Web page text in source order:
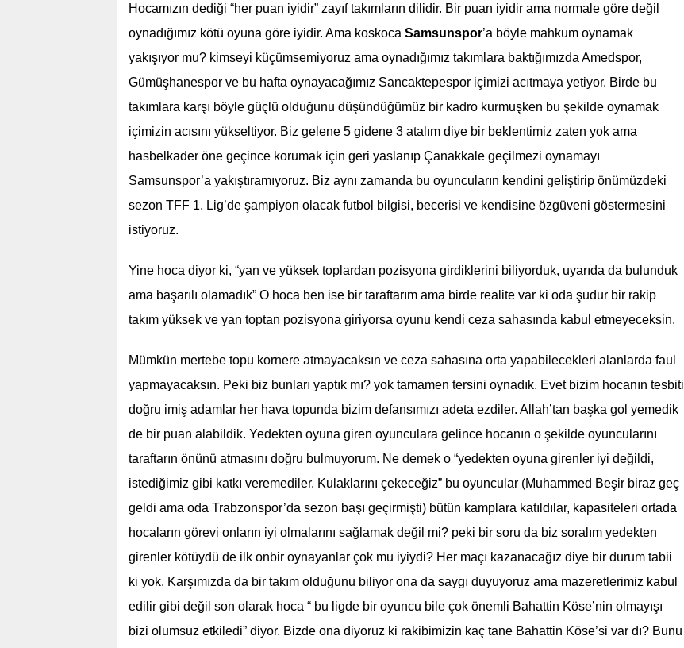
Hocamızın dediği “her puan iyidir” zayıf takımların dilidir. Bir puan iyidir ama normale göre değil
oynadığımız kötü oyuna göre iyidir. Ama koskoca Samsunspor’a böyle mahkum oynamak
yakışıyor mu? kimseyi küçümsemiyoruz ama oynadığımız takımlara baktığımızda Amedspor,
Gümüşhanespor ve bu hafta oynayacağımız Sancaktepespor içimizi acıtmaya yetiyor. Birde bu
takımlara karşı böyle güçlü olduğunu düşündüğümüz bir kadro kurmuşken bu şekilde oynamak
içimizin acısını yükseltiyor. Biz gelene 5 gidene 3 atalım diye bir beklentimiz zaten yok ama
hasbelkader öne geçince korumak için geri yaslanıp Çanakkale geçilmezi oynamayı
Samsunspor’a yakıştıramıyoruz. Biz aynı zamanda bu oyuncuların kendini geliştirip önümüzdeki
sezon TFF 1. Lig’de şampiyon olacak futbol bilgisi, becerisi ve kendisine özgüveni göstermesini
istiyoruz.
Yine hoca diyor ki, “yan ve yüksek toplardan pozisyona girdiklerini biliyorduk, uyarıda da bulunduk
ama başarılı olamadık” O hoca ben ise bir taraftarım ama birde realite var ki oda şudur bir rakip
takım yüksek ve yan toptan pozisyona giriyorsa oyunu kendi ceza sahasında kabul etmeyeceksin.
Mümkün mertebe topu kornere atmayacaksın ve ceza sahasına orta yapabilecekleri alanlarda faul
yapmayacaksın. Peki biz bunları yaptık mı? yok tamamen tersini oynadık. Evet bizim hocanın tesbiti
doğru imiş adamlar her hava topunda bizim defansımızı adeta ezdiler. Allah’tan başka gol yemedik
de bir puan alabildik. Yedekten oyuna giren oyunculara gelince hocanın o şekilde oyuncularını
taraftarın önünü atmasını doğru bulmuyorum. Ne demek o “yedekten oyuna girenler iyi değildi,
istediğimiz gibi katkı veremediler. Kulaklarını çekeceğiz” bu oyuncular (Muhammed Beşir biraz geç
geldi ama oda Trabzonspor’da sezon başı geçirmişti) bütün kamplara katıldılar, kapasiteleri ortada
hocaların görevi onların iyi olmalarını sağlamak değil mi? peki bir soru da biz soralım yedekten
girenler kötüydü de ilk onbir oynayanlar çok mu iyiydi? Her maçı kazanacağız diye bir durum tabii
ki yok. Karşımızda da bir takım olduğunu biliyor ona da saygı duyuyoruz ama mazeretlerimiz kabul
edilir gibi değil son olarak hoca “ bu ligde bir oyuncu bile çok önemli Bahattin Köse’nin olmayışı
bizi olumsuz etkiledi” diyor. Bizde ona diyoruz ki rakibimizin kaç tane Bahattin Köse’si var dı? Bunu